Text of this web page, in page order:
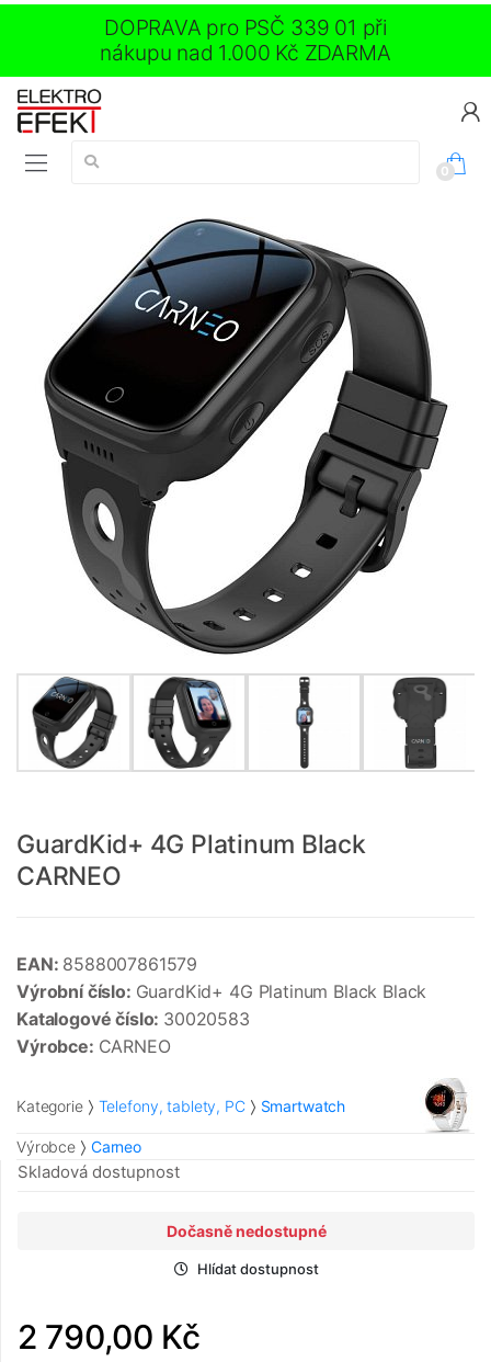
DOPRAVA pro PSČ 339 01 při
nákupu nad 1.000 Kč ZDARMA
Vyhledávání:
0
GuardKid+ 4G Platinum Black
CARNEO
EAN: 8588007861579
Výrobní číslo: GuardKid+ 4G Platinum Black Black
Katalogové číslo: 30020583
Výrobce: CARNEO
Kategorie Telefony, tablety, PC Smartwatch
Výrobce Carneo
Skladová dostupnost
Dočasně nedostupné
Hlídat dostupnost
2 790,00 Kč